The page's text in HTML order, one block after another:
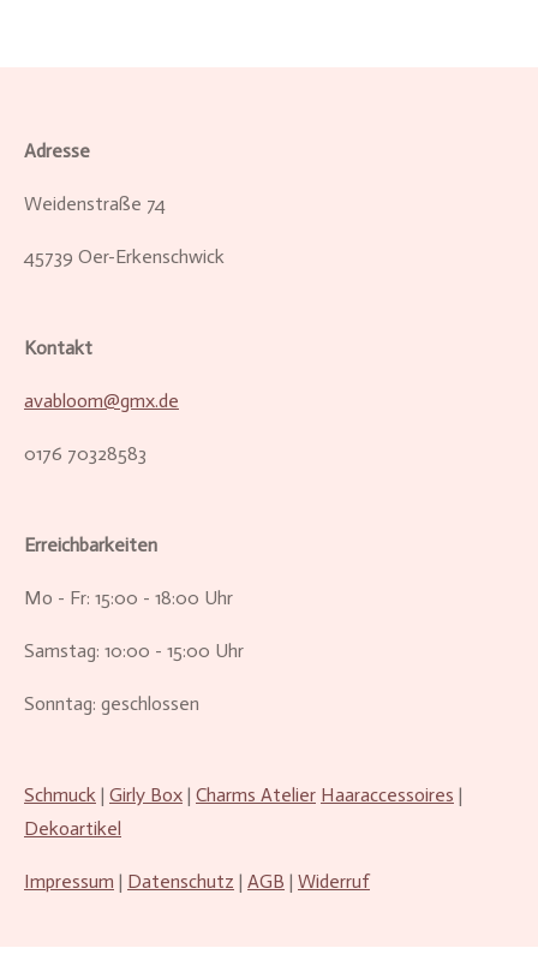
Adresse
Weidenstraße 74
45739 Oer-Erkenschwick
Kontakt
avabloom@gmx.de
0176 70328583
Erreichbarkeiten
Mo - Fr: 15:00 - 18:00 Uhr
Samstag: 10:00 - 15:00 Uhr
Sonntag: geschlossen
Schmuck | Girly Box | Charms Atelier Haaraccessoires |
Dekoartikel
Impressum | Datenschutz | AGB | Widerruf